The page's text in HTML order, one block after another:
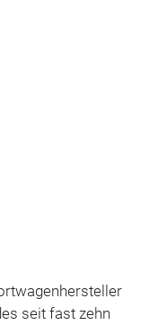
seit fast zehn